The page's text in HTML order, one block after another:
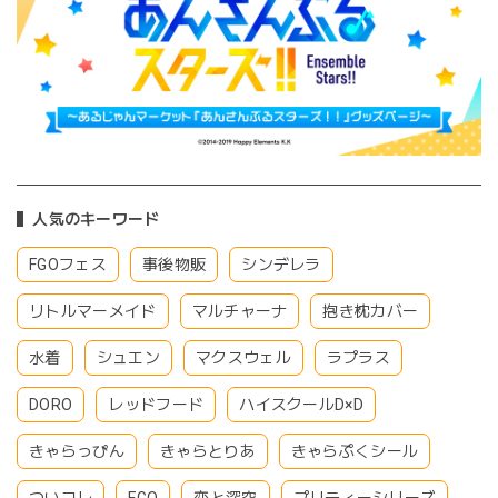
人気のキーワード
FGOフェス 事後物販 シンデレラ
リトルマーメイド マルチャーナ 抱き枕カバー
水着 シュエン マクスウェル ラプラス
DORO レッドフード ハイスクールD×D
きゃらっぴん きゃらとりあ きゃらぷくシール